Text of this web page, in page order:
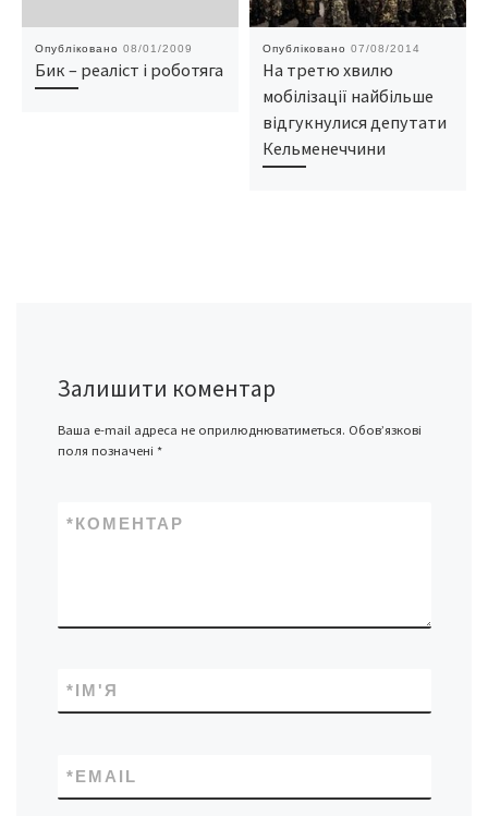
Опубліковано 08/01/2009
Бик – реаліст і роботяга
Опубліковано 07/08/2014
На третю хвилю
мобілізації найбільше
відгукнулися депутати
Кельменеччини
Залишити коментар
Ваша e-mail адреса не оприлюднюватиметься. Обов’язкові
поля позначені *
КОМЕНТАР
*
ІМ'Я
*
EMAIL
*